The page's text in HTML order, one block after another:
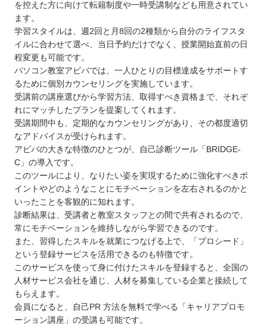
を控えた方に向けて転籍制度や一時受講制なども用意されてい
ます。
学習スタイルは、週2回と月8回の2種類から自分のライフスタ
イルに合わせて選べ、当日予約だけでなく、授業開始直前の日
程変更も可能です。
パソコン教室アビバでは、一人ひとりの目標達成をサポートす
るために個別カウンセリングを実施しています。
受講前の講座選びから学習方法、取得すべき資格まで、それぞ
れにマッチしたプランを提案してくれます。
受講期間中も、定期的なカウンセリングがあり、その都度適切
なアドバイスが受けられます。
アビバの大きな特徴のひとつが、自己診断ツール「BRIDGE-
C」の導入です。
このツールにより、なりたい姿を実現するために強化すべきポ
イントやどのようなことにモチベーションを左右されるのかと
いったことを客観的に知れます。
診断結果は、受講者と教室スタッフとの間で共有されるので、
常にモチベーションを維持しながら学習できるのです。
また、習得したスキルを就業につなげる上で、「プロシード」
という登録サービスを活用できるのも特徴です。
このサービスを使って身に付けたスキルを登録すると、全国の
人材サービス会社を通じ、人材を募集している企業と接続して
もらえます。
会員になると、自己PR 方法を無料で学べる「キャリアプロモ
ーション講座」の受講も可能です。